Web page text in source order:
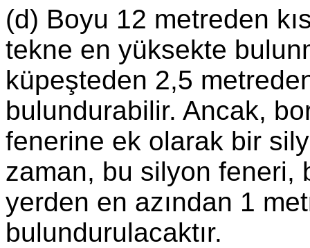
(d) Boyu 12 metreden
tekne en yüksekte
küpeşteden 2,5
bulundurabilir. Ancak,
fenerine ek olarak bir
zaman, bu silyon feneri,
yerden en azından 1
bulundurulacaktır.